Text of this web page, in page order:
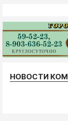
НОВОСТИ